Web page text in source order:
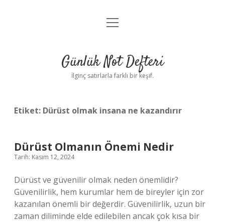
Anasayfa
Yasal Uyarı
menüyü
Günlük Not Defteri
İlginç satırlarla farklı bir keşif.
Etiket: Dürüst olmak insana ne kazandırır
Dürüst Olmanın Önemi Nedir
Tarih: Kasım 12, 2024
Dürüst ve güvenilir olmak neden önemlidir?
Güvenilirlik, hem kurumlar hem de bireyler için zor
kazanılan önemli bir değerdir. Güvenilirlik, uzun bir
zaman diliminde elde edilebilen ancak çok kısa bir